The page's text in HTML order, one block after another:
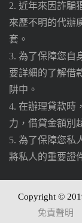
2. 近年來因詐騙
來歷不明的代辦
套。
3. 為了保障您自
要詳細的了解借
阱中。
4. 在辦理貸款時
力，借貸金額別
5. 為了保障您私
將私人的重要證
Copyright ©
免責聲明